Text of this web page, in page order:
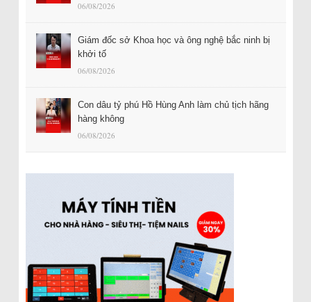
06/08/2026
Giám đốc sở Khoa học và ông nghệ bắc ninh bị
khởi tố
06/08/2026
Con dâu tỷ phú Hồ Hùng Anh làm chủ tịch hãng
hàng không
06/08/2026